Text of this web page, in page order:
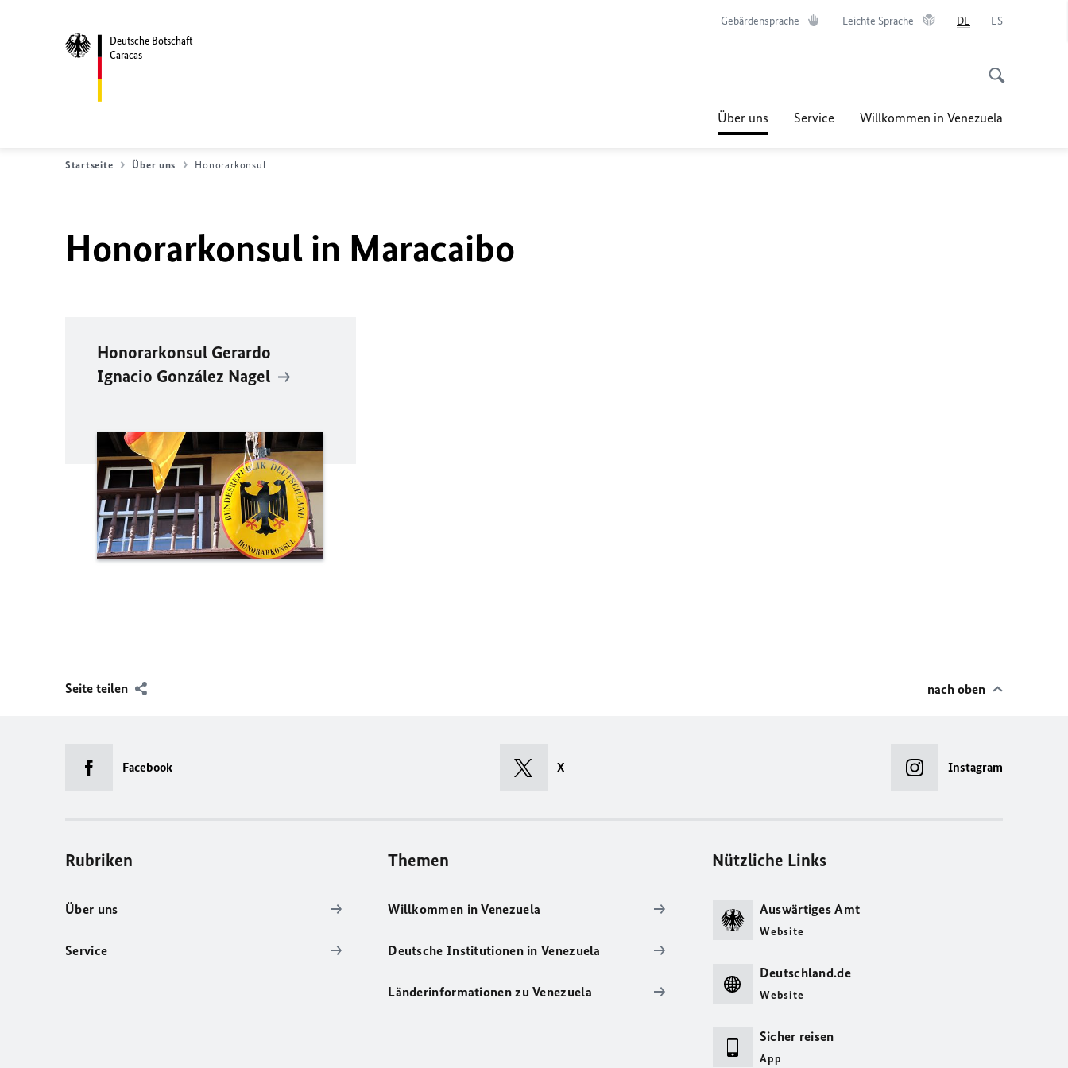
Deutsche Botschaft
Caracas
Gebärdensprache Leichte Sprache DE ES
Über uns Service Willkommen in Venezuela
Startseite Über uns Honorarkonsul
Honorarkonsul in Maracaibo
Honorarkonsul Gerardo
Ignacio González Nagel
Seite teilen nach oben
Facebook X Instagram
Rubriken
Über uns
Service
Themen
Willkommen in Venezuela
Deutsche Institutionen in Venezuela
Länderinformationen zu Venezuela
Nützliche Links
Auswärtiges Amt
Website
Deutschland.de
Website
Sicher reisen
App